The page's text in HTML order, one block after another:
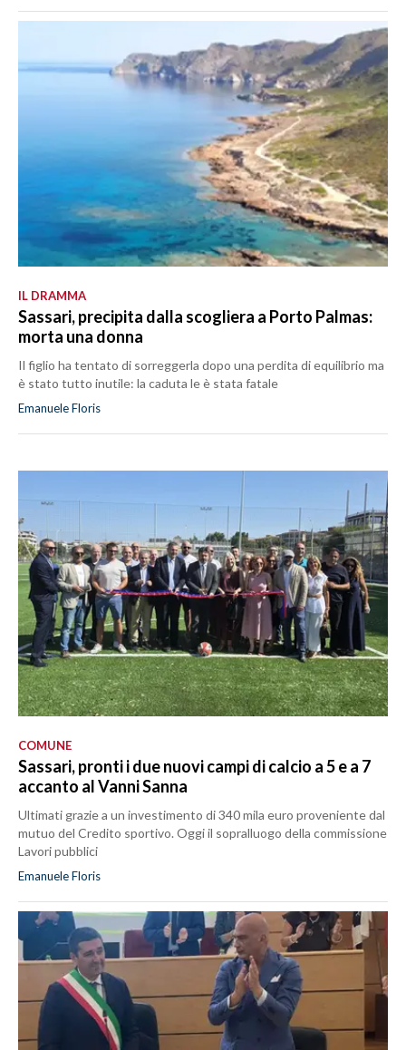
IL DRAMMA
Sassari, precipita dalla scogliera a Porto Palmas:
morta una donna
Il figlio ha tentato di sorreggerla dopo una perdita di equilibrio ma
è stato tutto inutile: la caduta le è stata fatale
Emanuele Floris
COMUNE
Sassari, pronti i due nuovi campi di calcio a 5 e a 7
accanto al Vanni Sanna
Ultimati grazie a un investimento di 340 mila euro proveniente dal
mutuo del Credito sportivo. Oggi il sopralluogo della commissione
Lavori pubblici
Emanuele Floris